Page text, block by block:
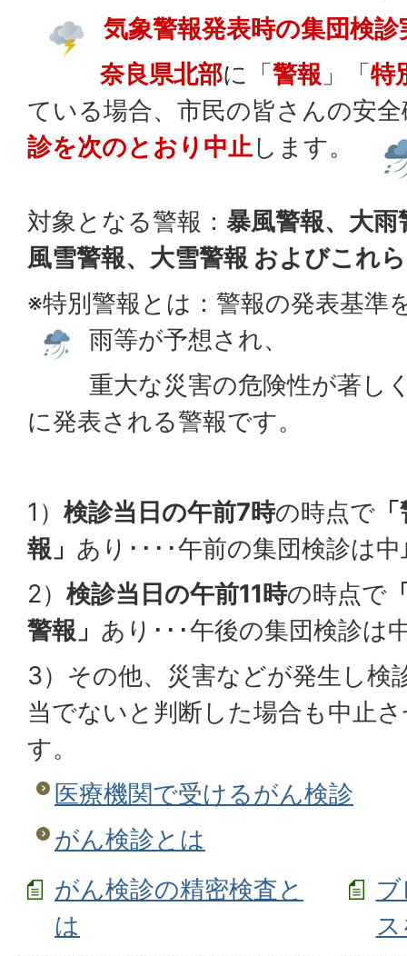
気象警報発表時の集団検
奈良県北部に「 警報 」「 特
ている場合、市民の皆さんの安
診を次のとおり中止します。
対象となる警報： 暴風警報、大
風雪警報、大雪警報 およびこれ
※特別警報とは：警報の発表基準
雨等が予想され、
重大な災害の危険性が著し
に発表される警報です。
1） 検診当日の午前7時の時点で
報」 あり････午前の集団検診は中
2） 検診当日の午前11時の時点で
警報」 あり･･･午後の集団検診は
3）その他、災害などが発生し検
当でないと判断した場合も中止
す。
医療機関で受けるがん検診
がん検診とは
がん検診の精密検査と
は